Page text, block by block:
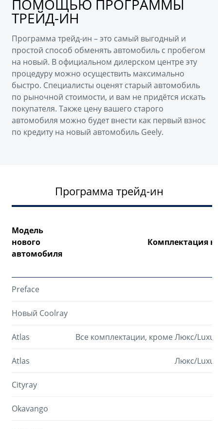
ПОМОЩЬЮ ПРОГРАММЫ
ТРЕЙД-ИН
Программа трейд-ин – это самый выгодный и
простой способ обменять автомобиль с пробегом
на новый. В официальном дилерском центре эту
процедуру можно осуществить максимально
быстро. Специалисты оценят старый автомобиль
по рыночной стоимости, и вам не придётся искать
покупателя. Также цену вашего старого
автомобиля можно будет внести как первый взнос
по кредиту на новый автомобиль Geely.
Программа трейд-ин
Модель
нового
автомобиля
Комплектация
Preface
Новый Coolray
Atlas Все комплектации, кроме Люкс/
Atlas Люкс/
Cityray
Okavango